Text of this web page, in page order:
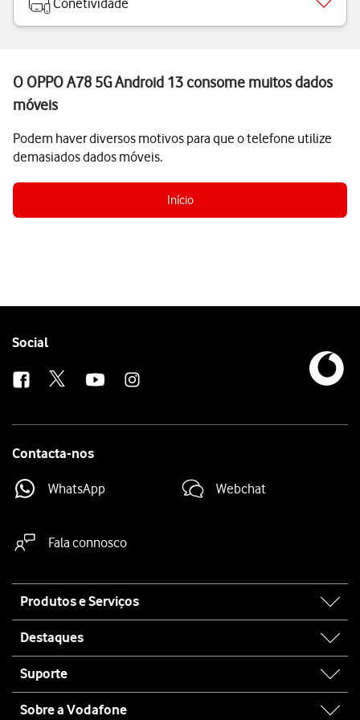
Conetividade
O OPPO A78 5G Android 13 consome muitos dados
móveis
Podem haver diversos motivos para que o telefone utilize
demasiados dados móveis.
Início
Follow
Social
Contacta-nos
WhatsApp Webchat
Fala connosco
map
Produtos e Serviços
Destaques
Suporte
Sobre a Vodafone